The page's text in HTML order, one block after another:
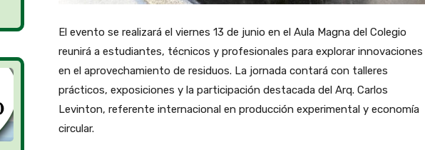
El evento se realizará el viernes 13 de junio en el Aula Magna del Colegio
reunirá a estudiantes, técnicos y profesionales para explorar innovaciones
en el aprovechamiento de residuos. La jornada contará con talleres
prácticos, exposiciones y la participación destacada del Arq. Carlos
Levinton, referente internacional en producción experimental y economía
circular.